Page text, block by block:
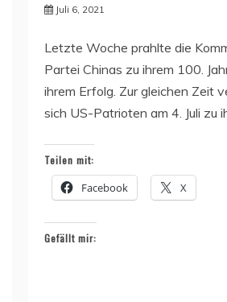
Juli 6, 2021
Letzte Woche prahlte die
Partei Chinas zu ihrem 100.
ihrem Erfolg. Zur gleichen Zeit
sich US-Patrioten am 4. Juli zu
Teilen mit:
Facebook X
Gefällt mir: